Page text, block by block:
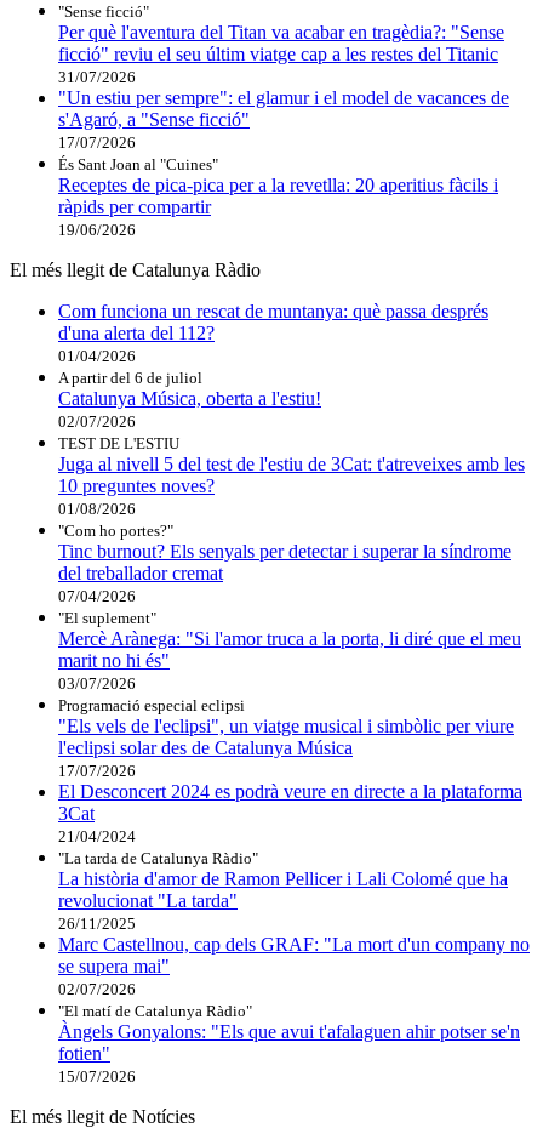
"Sense ficció"
Per què l'aventura del Titan va acabar en tragèdia?: "Sense
ficció" reviu el seu últim viatge cap a les restes del Titanic
31/07/2026
"Un estiu per sempre": el glamur i el model de vacances de
s'Agaró, a "Sense ficció"
17/07/2026
És Sant Joan al "Cuines"
Receptes de pica-pica per a la revetlla: 20 aperitius fàcils i
ràpids per compartir
19/06/2026
El més llegit de Catalunya Ràdio
Com funciona un rescat de muntanya: què passa després
d'una alerta del 112?
01/04/2026
A partir del 6 de juliol
Catalunya Música, oberta a l'estiu!
02/07/2026
TEST DE L'ESTIU
Juga al nivell 5 del test de l'estiu de 3Cat: t'atreveixes amb les
10 preguntes noves?
01/08/2026
"Com ho portes?"
Tinc burnout? Els senyals per detectar i superar la síndrome
del treballador cremat
07/04/2026
"El suplement"
Mercè Arànega: "Si l'amor truca a la porta, li diré que el meu
marit no hi és"
03/07/2026
Programació especial eclipsi
"Els vels de l'eclipsi", un viatge musical i simbòlic per viure
l'eclipsi solar des de Catalunya Música
17/07/2026
El Desconcert 2024 es podrà veure en directe a la plataforma
3Cat
21/04/2024
"La tarda de Catalunya Ràdio"
La història d'amor de Ramon Pellicer i Lali Colomé que ha
revolucionat "La tarda"
26/11/2025
Marc Castellnou, cap dels GRAF: "La mort d'un company no
se supera mai"
02/07/2026
"El matí de Catalunya Ràdio"
Àngels Gonyalons: "Els que avui t'afalaguen ahir potser se'n
fotien"
15/07/2026
El més llegit de Notícies